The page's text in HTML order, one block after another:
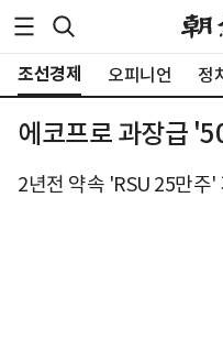
조선경제 오피니언 정
에코프로 과장급
2년전 약속 'RSU 25만주'